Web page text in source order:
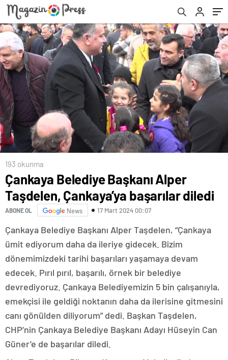
193 okunma
Çankaya Belediye Başkanı Alper
Taşdelen, Çankaya’ya başarılar diledi
ABONE OL News 17 Mart 2024 00:07
Çankaya Belediye Başkanı Alper Taşdelen, “Çankaya
ümit ediyorum daha da ileriye gidecek. Bizim
dönemimizdeki tarihi başarıları yaşamaya devam
edecek. Pırıl pırıl, başarılı, örnek bir belediye
devrediyoruz. Çankaya Belediyemizin 5 bin çalışanıyla,
emekçisi ile geldiği noktanın daha da ilerisine gitmesini
canı gönülden diliyorum” dedi. Başkan Taşdelen,
CHP’nin Çankaya Belediye Başkanı Adayı Hüseyin Can
Güner’e de başarılar diledi.